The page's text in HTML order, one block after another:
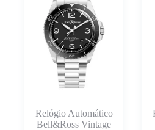
Relógio Automático
Bell&Ross Vintage